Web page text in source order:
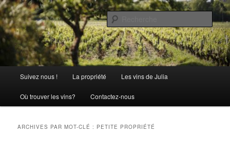
Aller
au
contenu
principal
Aller
au
contenu
secondaireChâteau Julia
La passion comme tradition
principal
Suivez nous ! La propriété Les vins de Julia
Où trouver les vins? Contactez-nous
ARCHIVES PAR MOT-CLÉ : PETITE PROPRIÉTÉ